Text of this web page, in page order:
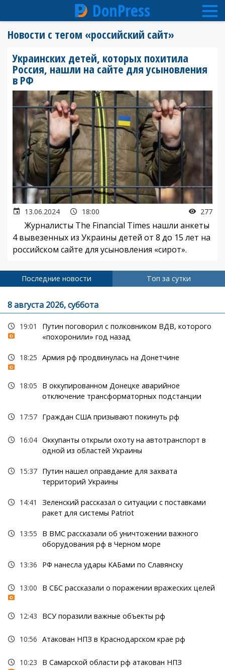
содержанию
DonPress
Новости с тегом «российский сайт»
Украинских детей, которых похитила
Россия, нашли на сайте для усыновления
в РФ
13.06.2024 18:00 277
Журналисты The Financial Times нашли анкеты
4 вывезенных из Украины детей от 8 до 15 лет на
российском сайте для усыновления «сирот».
Последние новости Топ за сутки
8 августа 2026, суббота
19:01
Путин поговорил с полковником ВДВ, которого
«похоронили» год назад
18:25 Армия рф продвинулась на Донетчине
18:05
В оккупированном Донецке аварийное
отключение трансформаторных подстанции
17:57 Граждан США призывают покинуть рф
16:04 Оккупанты открыли охоту на автотранспорт в
одной из областей Украины
15:37 Путин нашел оправдание для захвата
территорий Украины
14:41
Зеленский рассказал о ситуации с поставками
ракет для системы Patriot
13:55
В ВМС рассказали об уничтожении важного
оборудования рф в Черном море
13:36 РФ нанесла удары КАБами по Славянску
13:00 В СБС рассказали о поражении вражеских целей
12:43 ВСУ поразили важные объекты рф
10:56 Атакован НПЗ в Краснодарском крае рф
10:23 В Самарской области рф атакован НПЗ